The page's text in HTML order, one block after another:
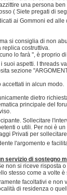
una persona
( Siete pregati di
ai Gommoni ed
si consiglia di non
costruttiva.
lo farà ", è proprio
aspetti. I threads
sezione
in alcun modo.
dietro
principale del
Sollecitare
o utili. Per noi è
Privati per
l'argomento e
servizio di sostegno
non si riceve risposta
stesso come a volte è
facoltativi e non
di residenza o